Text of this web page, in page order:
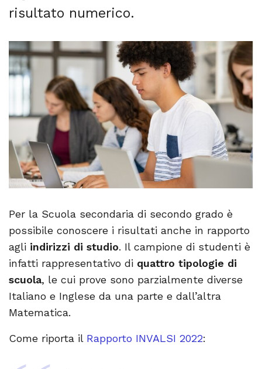
risultato numerico.
Per la Scuola secondaria di secondo grado è
possibile conoscere i risultati anche in rapporto
agli indirizzi di studio. Il campione di studenti è
infatti rappresentativo di quattro tipologie di
scuola, le cui prove sono parzialmente diverse
Italiano e Inglese da una parte e dall’altra
Matematica.
Come riporta il Rapporto INVALSI 2022: